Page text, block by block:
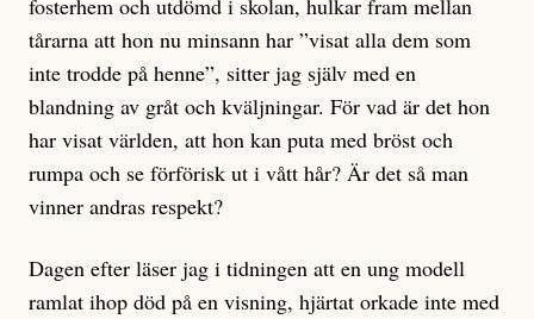
fosterhem och utdömd i skolan, hulkar fram mellan
tårarna att hon nu minsann har ”visat alla dem som
inte trodde på henne”, sitter jag själv med en
blandning av gråt och kväljningar. För vad är det hon
har visat världen, att hon kan puta med bröst och
rumpa och se förförisk ut i vått hår? Är det så man
vinner andras respekt?
Dagen efter läser jag i tidningen att en ung modell
ramlat ihop död på en visning, hjärtat orkade inte med